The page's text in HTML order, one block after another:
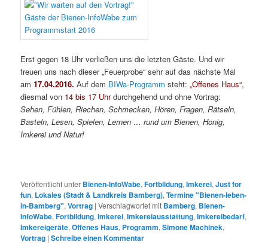
Erst gegen 18 Uhr verließen uns die letzten Gäste. Und wir
freuen uns nach dieser „Feuerprobe“ sehr auf das nächste Mal
am17.04.2016.Auf dem BIWa-Programm steht:„Offenes Haus“,
diesmal von 14 bis 17 Uhrdurchgehend und ohne Vortrag:
Sehen, Fühlen, Riechen, Schmecken, Hören, Fragen, Rätseln,
Basteln, Lesen, Spielen, Lernen … rund um Bienen, Honig,
Imkerei und Natur!
Veröffentlicht unter Bienen-InfoWabe,Fortbildung,Imkerei,Just for
fun, Lokales (Stadt & Landkreis Bamberg),Termine "Bienen-leben-
in-Bamberg",Vortrag |Verschlagwortet mit Bamberg, Bienen-
InfoWabe,Fortbildung,Imkerei,Imkereiausstattung,Imkereibedarf,
Imkereigeräte,Offenes Haus, Programm,Simone Machinek,
Vortrag |Schreibe einen Kommentar